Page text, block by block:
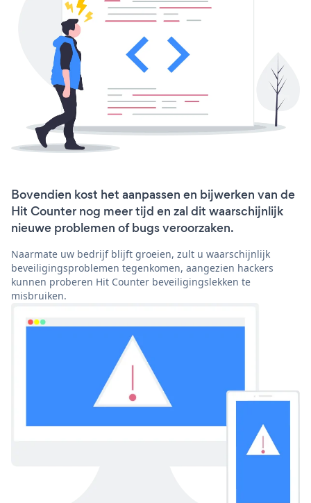
Bovendien kost het aanpassen en bijwerken van de
Hit Counter nog meer tijd en zal dit waarschijnlijk
nieuwe problemen of bugs veroorzaken.
Naarmate uw bedrijf blijft groeien, zult u waarschijnlijk
beveiligingsproblemen tegenkomen, aangezien hackers
kunnen proberen Hit Counter beveiligingslekken te
misbruiken.